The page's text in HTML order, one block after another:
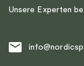
Unsere Experten